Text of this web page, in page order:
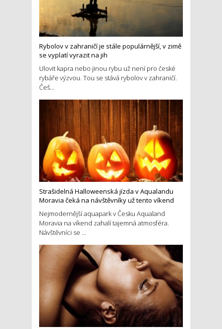
Rybolov v zahraničí je stále populárnější, v zimě
se vyplatí vyrazit na jih
Ulovit kapra nebo jinou rybu už není pro české
rybáře výzvou. Tou se stává rybolov v zahraničí.
Češ...
Strašidelná Halloweenská jízda v Aqualandu
Moravia čeká na návštěvníky už tento víkend
Nejmodernější aquapark v Česku Aqualand
Moravia na víkend zahalí tajemná atmosféra.
Návštěvníci se ...